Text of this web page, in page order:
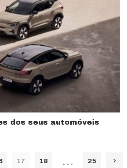
dos seus automóveis
17 18 … 25